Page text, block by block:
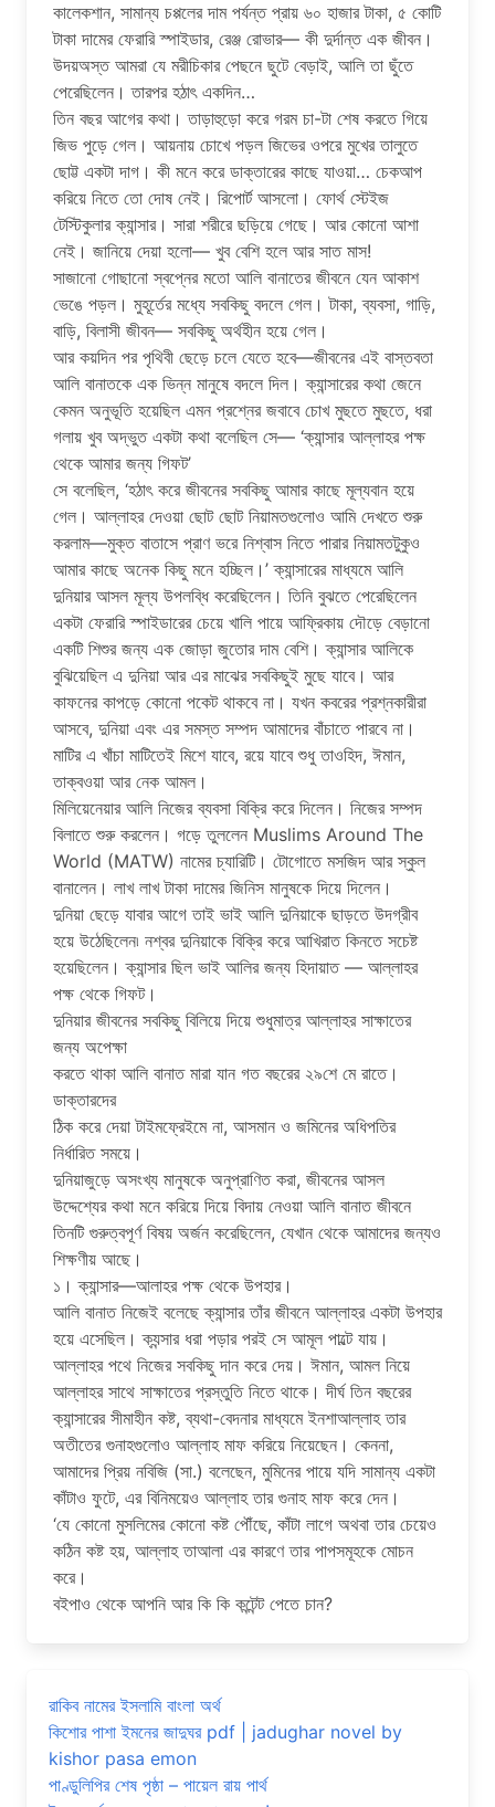
কালেকশান, সামান্য চপ্পলের দাম পর্যন্ত প্রায় ৬০ হাজার টাকা, ৫ কোটি
টাকা দামের ফেরারি স্পাইডার, রেঞ্জ রোভার— কী দুর্দান্ত এক জীবন।
উদয়অস্ত আমরা যে মরীচিকার পেছনে ছুটে বেড়াই, আলি তা ছুঁতে
পেরেছিলেন। তারপর হঠাৎ একদিন…
তিন বছর আগের কথা। তাড়াহুড়ো করে গরম চা-টা শেষ করতে গিয়ে
জিভ পুড়ে গেল। আয়নায় চোখে পড়ল জিভের ওপরে মুখের তালুতে
ছোট্ট একটা দাগ। কী মনে করে ডাক্তারের কাছে যাওয়া… চেকআপ
করিয়ে নিতে তো দোষ নেই। রিপোর্ট আসলো। ফোর্থ স্টেইজ
টেস্টিকুলার ক্যান্সার। সারা শরীরে ছড়িয়ে গেছে। আর কোনো আশা
নেই। জানিয়ে দেয়া হলো— খুব বেশি হলে আর সাত মাস!
সাজানো গোছানো স্বপ্নের মতো আলি বানাতের জীবনে যেন আকাশ
ভেঙে পড়ল। মুহূর্তের মধ্যে সবকিছু বদলে গেল। টাকা, ব্যবসা, গাড়ি,
বাড়ি, বিলাসী জীবন— সবকিছু অর্থহীন হয়ে গেল।
আর কয়দিন পর পৃথিবী ছেড়ে চলে যেতে হবে—জীবনের এই বাস্তবতা
আলি বানাতকে এক ভিন্ন মানুষে বদলে দিল। ক্যান্সারের কথা জেনে
কেমন অনুভূতি হয়েছিল এমন প্রশ্নের জবাবে চোখ মুছতে মুছতে, ধরা
গলায় খুব অদ্ভুত একটা কথা বলেছিল সে— ‘ক্যান্সার আল্লাহর পক্ষ
থেকে আমার জন্য গিফট’
সে বলেছিল, ‘হঠাৎ করে জীবনের সবকিছু আমার কাছে মূল্যবান হয়ে
গেল। আল্লাহর দেওয়া ছোট ছোট নিয়ামতগুলোও আমি দেখতে শুরু
করলাম—মুক্ত বাতাসে প্রাণ ভরে নিশ্বাস নিতে পারার নিয়ামতটুকুও
আমার কাছে অনেক কিছু মনে হচ্ছিল।’ ক্যান্সারের মাধ্যমে আলি
দুনিয়ার আসল মূল্য উপলব্ধি করেছিলেন। তিনি বুঝতে পেরেছিলেন
একটা ফেরারি স্পাইডারের চেয়ে খালি পায়ে আফ্রিকায় দৌড়ে বেড়ানো
একটি শিশুর জন্য এক জোড়া জুতোর দাম বেশি। ক্যান্সার আলিকে
বুঝিয়েছিল এ দুনিয়া আর এর মাঝের সবকিছুই মুছে যাবে। আর
কাফনের কাপড়ে কোনো পকেট থাকবে না। যখন কবরের প্রশ্নকারীরা
আসবে, দুনিয়া এবং এর সমস্ত সম্পদ আমাদের বাঁচাতে পারবে না।
মাটির এ খাঁচা মাটিতেই মিশে যাবে, রয়ে যাবে শুধু তাওহিদ, ঈমান,
তাক্বওয়া আর নেক আমল।
মিলিয়েনেয়ার আলি নিজের ব্যবসা বিক্রি করে দিলেন। নিজের সম্পদ
বিলাতে শুরু করলেন। গড়ে তুললেন Muslims Around The
World (MATW) নামের চ্যারিটি। টোগোতে মসজিদ আর স্কুল
বানালেন। লাখ লাখ টাকা দামের জিনিস মানুষকে দিয়ে দিলেন।
দুনিয়া ছেড়ে যাবার আগে তাই ভাই আলি দুনিয়াকে ছাড়তে উদগ্রীব
হয়ে উঠেছিলেন৷ নশ্বর দুনিয়াকে বিক্রি করে আখিরাত কিনতে সচেষ্ট
হয়েছিলেন। ক্যান্সার ছিল ভাই আলির জন্য হিদায়াত — আল্লাহর
পক্ষ থেকে গিফট।
দুনিয়ার জীবনের সবকিছু বিলিয়ে দিয়ে শুধুমাত্র আল্লাহর সাক্ষাতের
জন্য অপেক্ষা
করতে থাকা আলি বানাত মারা যান গত বছরের ২৯শে মে রাতে।
ডাক্তারদের
ঠিক করে দেয়া টাইমফ্রেইমে না, আসমান ও জমিনের অধিপতির
নির্ধারিত সময়ে।
দুনিয়াজুড়ে অসংখ্য মানুষকে অনুপ্রাণিত করা, জীবনের আসল
উদ্দেশ্যের কথা মনে করিয়ে দিয়ে বিদায় নেওয়া আলি বানাত জীবনে
তিনটি গুরুত্বপূর্ণ বিষয় অর্জন করেছিলেন, যেখান থেকে আমাদের জন্যও
শিক্ষণীয় আছে।
১। ক্যান্সার—আলাহর পক্ষ থেকে উপহার।
আলি বানাত নিজেই বলেছে ক্যান্সার তাঁর জীবনে আল্লাহর একটা উপহার
হয়ে এসেছিল। ক্যন্সার ধরা পড়ার পরই সে আমূল পাল্টে যায়।
আল্লাহর পথে নিজের সবকিছু দান করে দেয়। ঈমান, আমল নিয়ে
আল্লাহর সাথে সাক্ষাতের প্রস্তুতি নিতে থাকে। দীর্ঘ তিন বছরের
ক্যান্সারের সীমাহীন কষ্ট, ব্যথা-বেদনার মাধ্যমে ইনশাআল্লাহ তার
অতীতের গুনাহগুলোও আল্লাহ মাফ করিয়ে নিয়েছেন। কেননা,
আমাদের প্রিয় নবিজি (সা.) বলেছেন, মুমিনের পায়ে যদি সামান্য একটা
কাঁটাও ফুটে, এর বিনিময়েও আল্লাহ তার গুনাহ মাফ করে দেন।
‘যে কোনো মুসলিমের কোনো কষ্ট পৌঁছে, কাঁটা লাগে অথবা তার চেয়েও
কঠিন কষ্ট হয়, আল্লাহ তাআলা এর কারণে তার পাপসমূহকে মোচন
করে।
বইপাও থেকে আপনি আর কি কি কন্টেন্ট পেতে চান?
রাকিব নামের ইসলামি বাংলা অর্থ
কিশোর পাশা ইমনের জাদুঘর pdf | jadughar novel by
kishor pasa emon
পাণ্ডুলিপির শেষ পৃষ্ঠা – পায়েল রায় পার্থ